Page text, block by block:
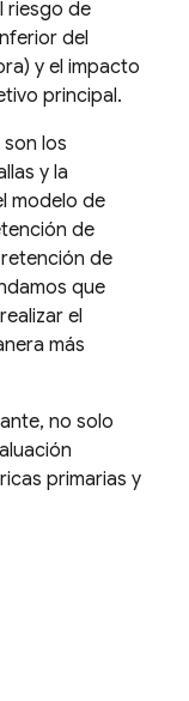
riesgo de
del
y el impacto
principal.
los
y la
modelo de
de
de
que
el
más
no solo
primarias y